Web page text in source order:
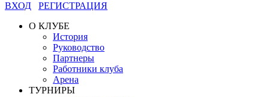
ВХОД
РЕГИСТРАЦИЯ
О КЛУБЕ
История
Руководство
Партнеры
Работники клуба
Арена
ТУРНИРЫ